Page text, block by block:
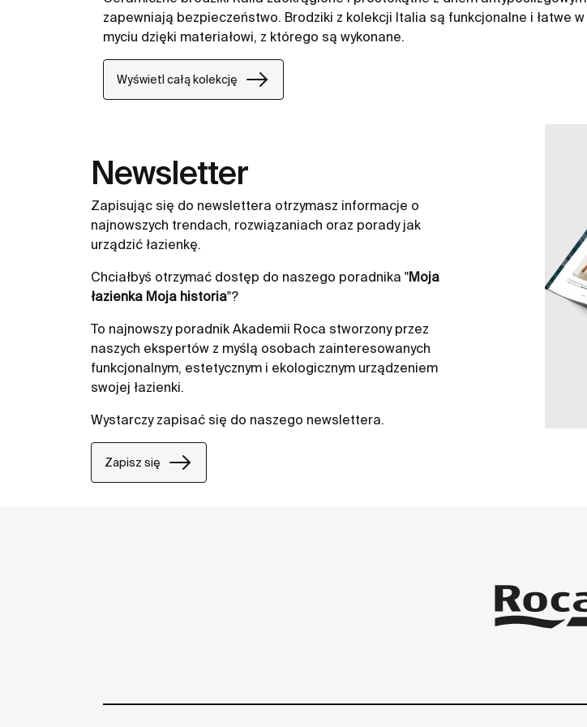
zapewniają bezpieczeństwo. Brodziki z kolekcji Italia są funkcjonalne i łatwe w
myciu dzięki materiałowi, z którego są wykonane.
Wyświetl całą kolekcję
Newsletter
Zapisując się do newslettera otrzymasz informacje o
najnowszych trendach, rozwiązaniach oraz porady jak
urządzić łazienkę.
Chciałbyś otrzymać dostęp do naszego poradnika "Moja
łazienka Moja historia"?
To najnowszy poradnik Akademii Roca stworzony przez
naszych ekspertów z myślą osobach zainteresowanych
funkcjonalnym, estetycznym i ekologicznym urządzeniem
swojej łazienki.
Wystarczy zapisać się do naszego newslettera.
Zapisz się